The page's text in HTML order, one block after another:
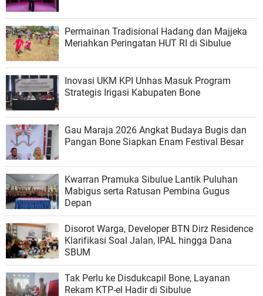
Permainan Tradisional Hadang dan Majjeka
Meriahkan Peringatan HUT RI di Sibulue
Inovasi UKM KPI Unhas Masuk Program
Strategis Irigasi Kabupaten Bone
Gau Maraja 2026 Angkat Budaya Bugis dan
Pangan Bone Siapkan Enam Festival Besar
Kwarran Pramuka Sibulue Lantik Puluhan
Mabigus serta Ratusan Pembina Gugus
Depan
Disorot Warga, Developer BTN Dirz Residence
Klarifikasi Soal Jalan, IPAL hingga Dana
SBUM
Tak Perlu ke Disdukcapil Bone, Layanan
Rekam KTP-el Hadir di Sibulue